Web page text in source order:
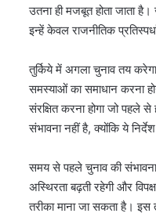
उतना ही मजबूत होता जाता
इन्हें केवल राजनीतिक
तुर्किये में अगला चुनाव तय
समस्याओं का समाधान करना
संरक्षित करना होगा जो पहले से
संभावना नहीं है, क्योंकि ये
समय से पहले चुनाव की संभावना
अस्थिरता बढ़ती रहेगी और
तरीका माना जा सकता है।